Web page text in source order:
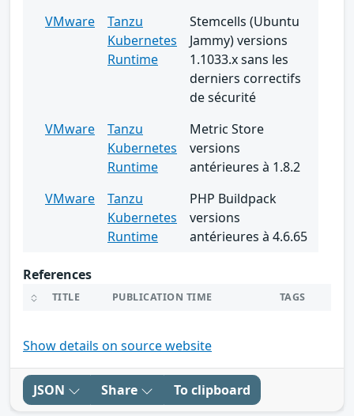
VMware
Tanzu
Kubernetes
Runtime
Stemcells (Ubuntu
Jammy) versions
1.1033.x sans les
derniers correctifs
de sécurité
VMware
Tanzu
Kubernetes
Runtime
Metric Store
versions
antérieures à 1.8.2
VMware
Tanzu
Kubernetes
Runtime
PHP Buildpack
versions
antérieures à 4.6.65
References
TITLE PUBLICATION TIME TAGS
Show details on source website
JSON Share To clipboard